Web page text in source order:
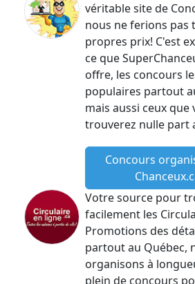
véritable site de
nous ne ferions pas
propres prix! C'est
ce que
offre, les concours
populaires partout
mais aussi ceux que
trouverez nulle part
Concours
Votre source pour
facilement les
Promotions des
partout au Québec,
organisons à
plein de concours